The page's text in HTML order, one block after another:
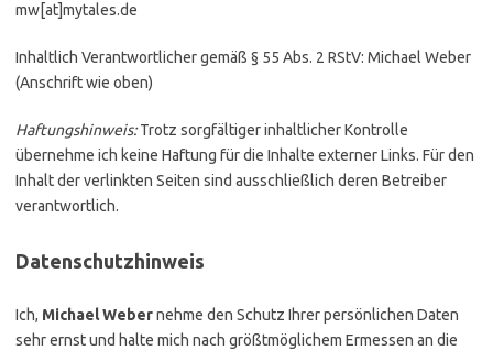
mw[at]mytales.de
Inhaltlich Verantwortlicher gemäß § 55 Abs. 2 RStV: Michael Weber
(Anschrift wie oben)
Haftungshinweis:Trotz sorgfältiger inhaltlicher Kontrolle
übernehme ich keine Haftung für die Inhalte externer Links. Für den
Inhalt der verlinkten Seiten sind ausschließlich deren Betreiber
verantwortlich.
Datenschutzhinweis
Ich, Michael Webernehme den Schutz Ihrer persönlichen Daten
sehr ernst und halte mich nach größtmöglichem Ermessen an die